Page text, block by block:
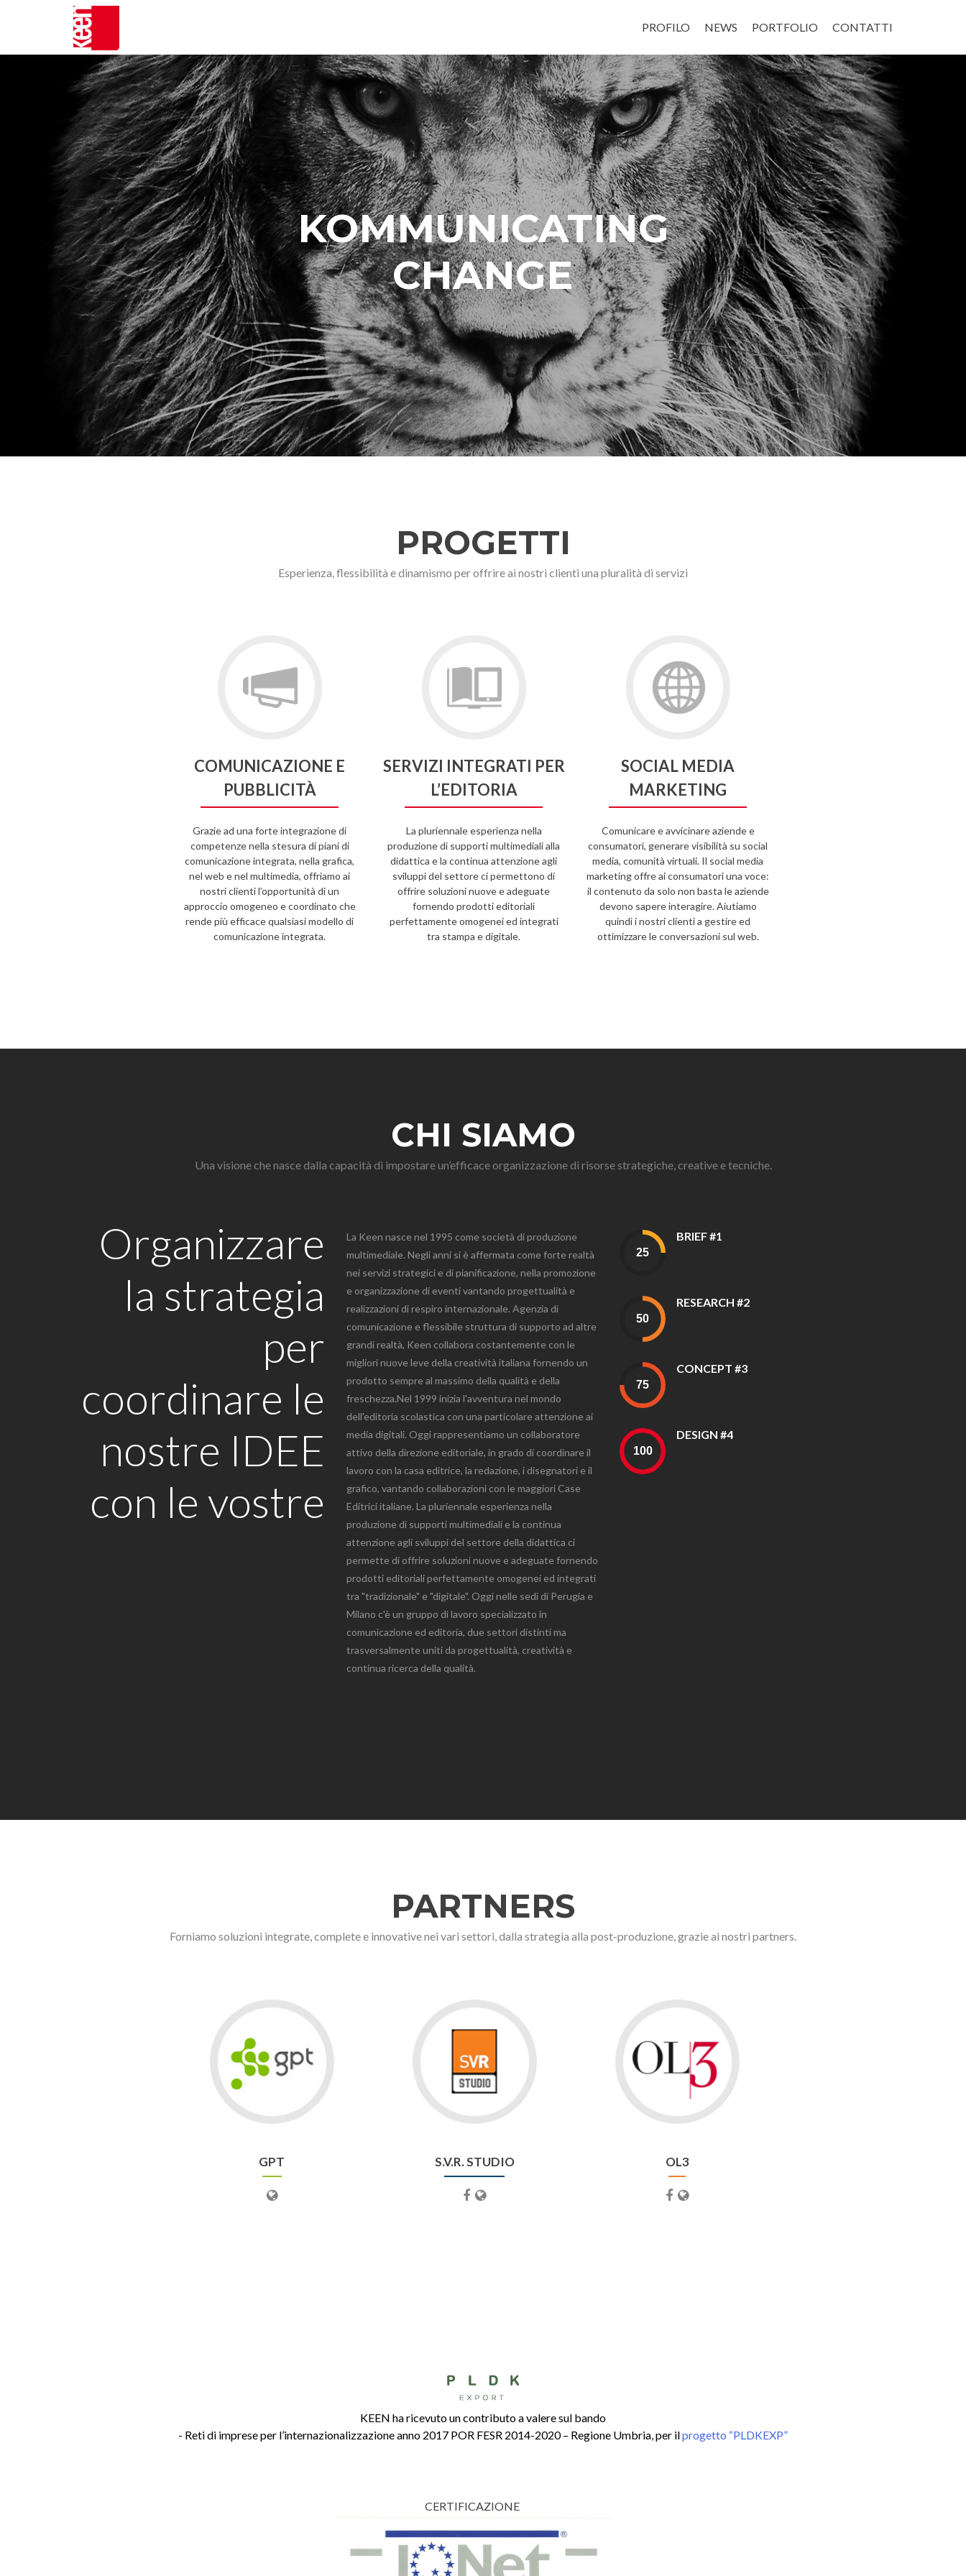
PROFILO NEWS PORTFOLIO CONTATTI
KOMMUNICATING
CHANGE
PROGETTI
Esperienza, flessibilità e dinamismo per offrire ai nostri clienti una pluralità di servizi
COMUNICAZIONE E
PUBBLICITÀ
Grazie ad una forte integrazione di
competenze nella stesura di piani di
comunicazione integrata, nella grafica,
nel web e nel multimedia, offriamo ai
nostri clienti l’opportunità di un
approccio omogeneo e coordinato che
rende più efficace qualsiasi modello di
comunicazione integrata.
SERVIZI INTEGRATI PER
L’EDITORIA
La pluriennale esperienza nella
produzione di supporti multimediali alla
didattica e la continua attenzione agli
sviluppi del settore ci permettono di
offrire soluzioni nuove e adeguate
fornendo prodotti editoriali
perfettamente omogenei ed integrati
tra stampa e digitale.
SOCIAL MEDIA
MARKETING
Comunicare e avvicinare aziende e
consumatori, generare visibilità su social
media, comunità virtuali. Il social media
marketing offre ai consumatori una voce:
il contenuto da solo non basta le aziende
devono sapere interagire. Aiutiamo
quindi i nostri clienti a gestire ed
ottimizzare le conversazioni sul web.
CHI SIAMO
Una visione che nasce dalla capacità di impostare un’efficace organizzazione di risorse strategiche, creative e tecniche.
Organizzare
la strategia
per
coordinare le
nostre IDEE
con le vostre
La Keen nasce nel 1995 come società di produzione
multimediale. Negli anni si è affermata come forte realtà
nei servizi strategici e di pianificazione, nella promozione
e organizzazione di eventi vantando progettualità e
realizzazioni di respiro internazionale. Agenzia di
comunicazione e flessibile struttura di supporto ad altre
grandi realtà, Keen collabora costantemente con le
migliori nuove leve della creatività italiana fornendo un
prodotto sempre al massimo della qualità e della
freschezza.Nel 1999 inizia l'avventura nel mondo
dell'editoria scolastica con una particolare attenzione ai
media digitali. Oggi rappresentiamo un collaboratore
attivo della direzione editoriale, in grado di coordinare il
lavoro con la casa editrice, la redazione, i disegnatori e il
grafico, vantando collaborazioni con le maggiori Case
Editrici italiane. La pluriennale esperienza nella
produzione di supporti multimediali e la continua
attenzione agli sviluppi del settore della didattica ci
permette di offrire soluzioni nuove e adeguate fornendo
prodotti editoriali perfettamente omogenei ed integrati
tra "tradizionale" e "digitale". Oggi nelle sedi di Perugia e
Milano c'è un gruppo di lavoro specializzato in
comunicazione ed editoria, due settori distinti ma
trasversalmente uniti da progettualità, creatività e
continua ricerca della qualità.
BRIEF #1
RESEARCH #2
CONCEPT #3
DESIGN #4
PARTNERS
Forniamo soluzioni integrate, complete e innovative nei vari settori, dalla strategia alla post-produzione, grazie ai nostri partners.
GPT S.V.R. STUDIO OL3
KEEN ha ricevuto un contributo a valere sul bando
- Reti di imprese per l’internazionalizzazione anno 2017 POR FESR 2014-2020 – Regione Umbria, per ilprogetto “PLDKEXP”
CERTIFICAZIONE